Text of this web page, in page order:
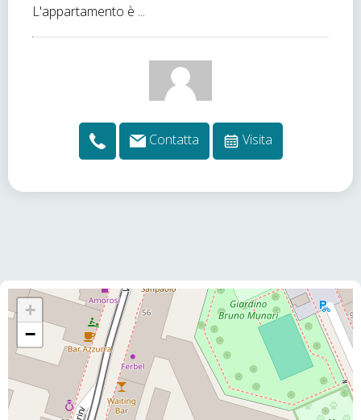
L'appartamento è ...
Contatta Visita
+
−